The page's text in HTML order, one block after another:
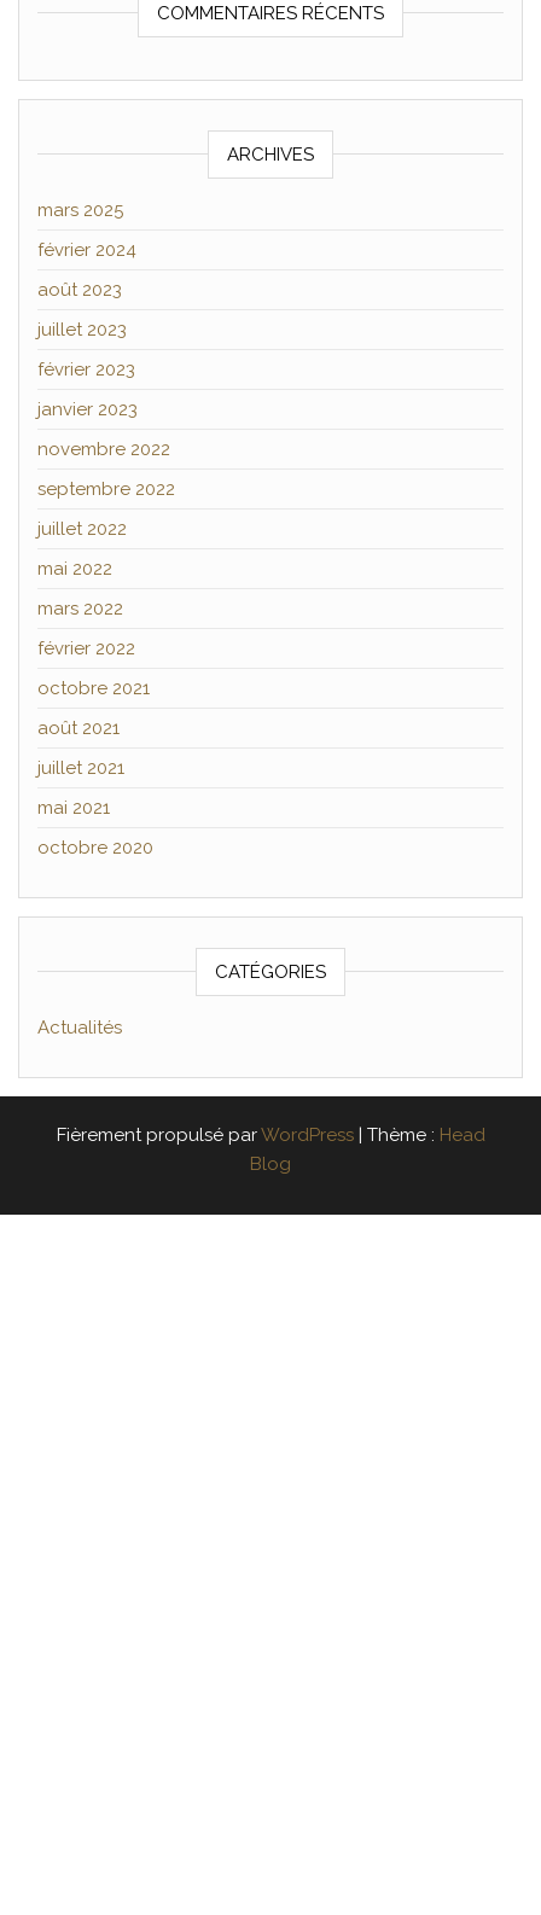
COMMENTAIRES RÉCENTS
ARCHIVES
mars 2025
février 2024
août 2023
juillet 2023
février 2023
janvier 2023
novembre 2022
septembre 2022
juillet 2022
mai 2022
mars 2022
février 2022
octobre 2021
août 2021
juillet 2021
mai 2021
octobre 2020
CATÉGORIES
Actualités
Fièrement propulsé parWordPress Thème : Head
Blog